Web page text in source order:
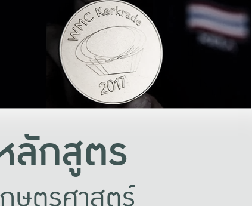
อยู่ดี
งยืน
ว้าง
ล็กๆ
พร้อมที่จ
และผลักดันในการใช้ระบบส
เพื่อการทำงานแ
ลักสูตร